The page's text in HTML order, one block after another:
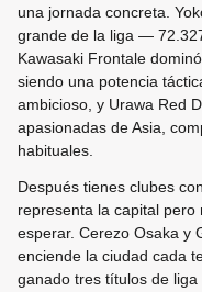
una jornada concreta.
grande de la liga —
Kawasaki Frontale
siendo una potencia
ambicioso, y Urawa Red
apasionadas de Asia,
habituales.
Después tienes clubes
representa la capital
esperar. Cerezo Osaka y
enciende la ciudad cada
ganado tres títulos de